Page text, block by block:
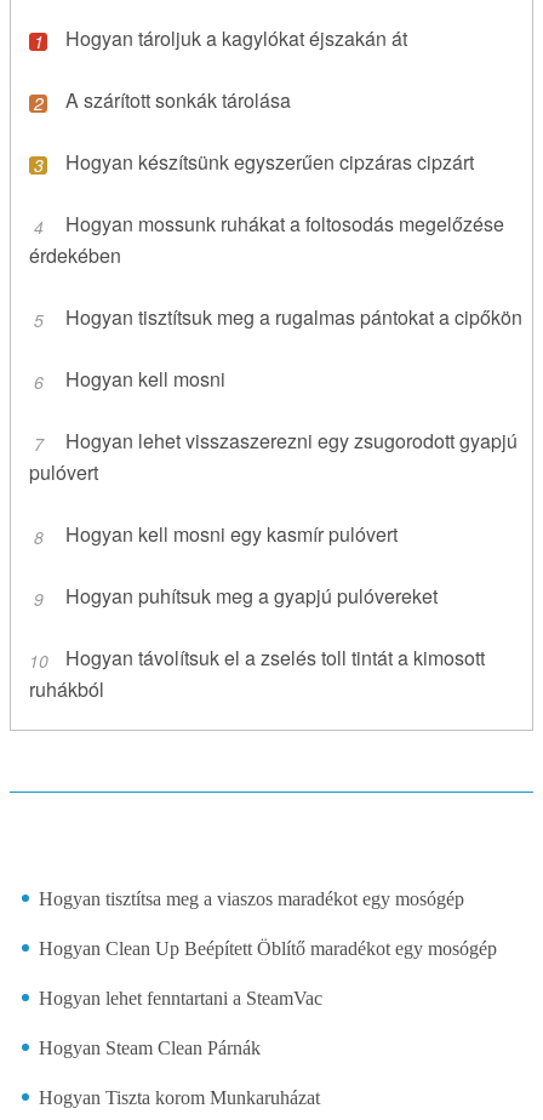
Hogyan tároljuk a kagylókat éjszakán át
A szárított sonkák tárolása
Hogyan készítsünk egyszerűen cipzáras cipzárt
Hogyan mossunk ruhákat a foltosodás megelőzése
érdekében
Hogyan tisztítsuk meg a rugalmas pántokat a cipőkön
Hogyan kell mosni
Hogyan lehet visszaszerezni egy zsugorodott gyapjú
pulóvert
Hogyan kell mosni egy kasmír pulóvert
Hogyan puhítsuk meg a gyapjú pulóvereket
Hogyan távolítsuk el a zselés toll tintát a kimosott
ruhákból
Hogyan tisztítsa meg a viaszos maradékot egy mosógép
Hogyan Clean Up Beépített Öblítő maradékot egy mosógép
Hogyan lehet fenntartani a SteamVac
Hogyan Steam Clean Párnák
Hogyan Tiszta korom Munkaruházat